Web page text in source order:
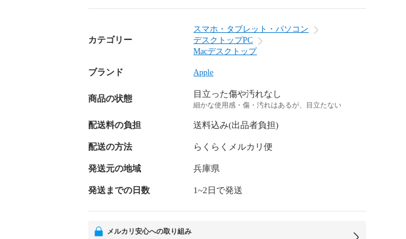
カテゴリー
スマホ・タブレット・パソコン
デスクトップPC
Macデスクトップ
ブランド Apple
商品の状態 目立った傷や汚れなし
細かな使用感・傷・汚れはあるが、目立たない
配送料の負担 送料込み(出品者負担)
配送の方法 らくらくメルカリ便
発送元の地域 兵庫県
発送までの日数 1~2日で発送
メルカリ安心への取り組み